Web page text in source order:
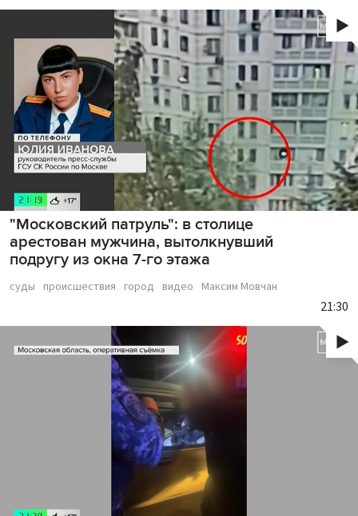
"Московский патруль": в столице
арестован мужчина, вытолкнувший
подругу из окна 7-го этажа
суды происшествия город видео Максим Мовчан
21:30